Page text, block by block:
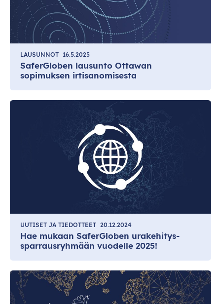
LAUSUNNOT 16.5.2025
SaferGloben lausunto Ottawan
sopimuksen irtisanomisesta
UUTISET JA TIEDOTTEET 20.12.2024
Hae mukaan SaferGloben urakehitys-
sparrausryhmään vuodelle 2025!